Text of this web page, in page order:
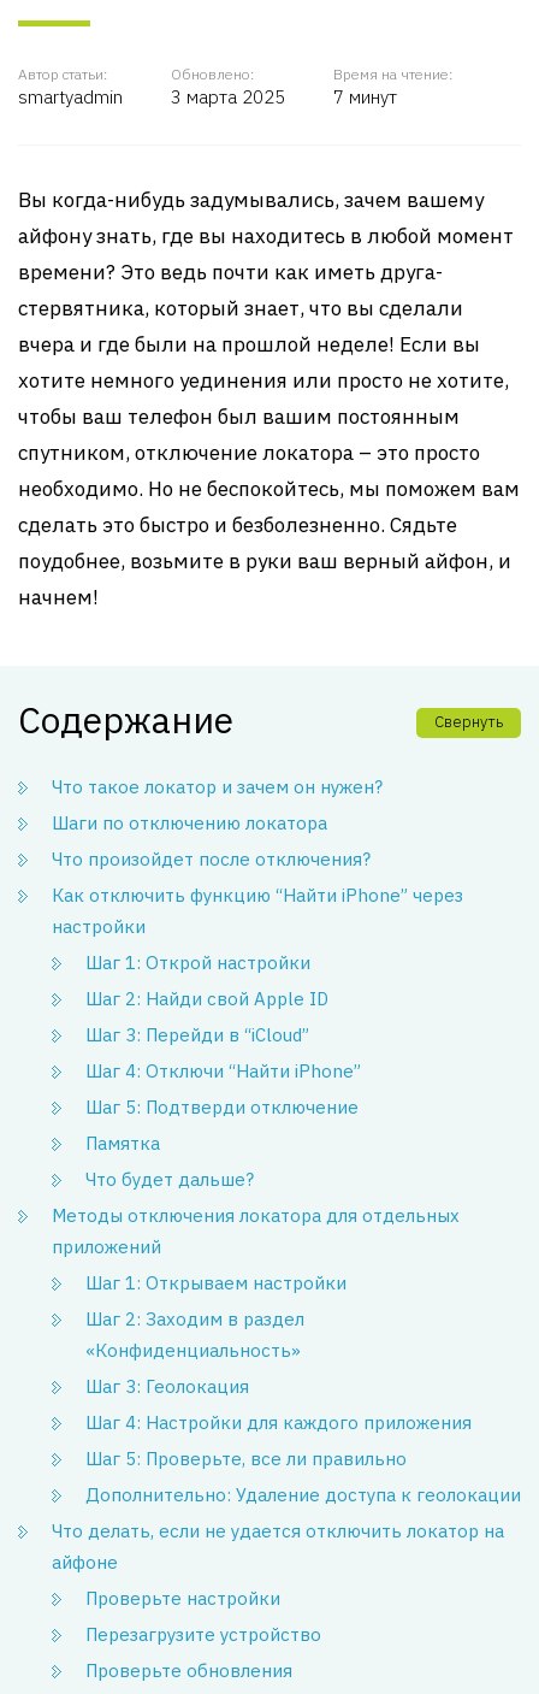
Автор статьи:
smartyadmin
Обновлено:
3 марта 2025
Время на чтение:
7 минут
Вы когда-нибудь задумывались, зачем вашему
айфону знать, где вы находитесь в любой момент
времени? Это ведь почти как иметь друга-
стервятника, который знает, что вы сделали
вчера и где были на прошлой неделе! Если вы
хотите немного уединения или просто не хотите,
чтобы ваш телефон был вашим постоянным
спутником, отключение локатора – это просто
необходимо. Но не беспокойтесь, мы поможем вам
сделать это быстро и безболезненно. Сядьте
поудобнее, возьмите в руки ваш верный айфон, и
начнем!
Содержание Свернуть
Что такое локатор и зачем он нужен?
Шаги по отключению локатора
Что произойдет после отключения?
Как отключить функцию “Найти iPhone” через
настройки
Шаг 1: Открой настройки
Шаг 2: Найди свой Apple ID
Шаг 3: Перейди в “iCloud”
Шаг 4: Отключи “Найти iPhone”
Шаг 5: Подтверди отключение
Памятка
Что будет дальше?
Методы отключения локатора для отдельных
приложений
Шаг 1: Открываем настройки
Шаг 2: Заходим в раздел
«Конфиденциальность»
Шаг 3: Геолокация
Шаг 4: Настройки для каждого приложения
Шаг 5: Проверьте, все ли правильно
Дополнительно: Удаление доступа к геолокации
Что делать, если не удается отключить локатор на
айфоне
Проверьте настройки
Перезагрузите устройство
Проверьте обновления